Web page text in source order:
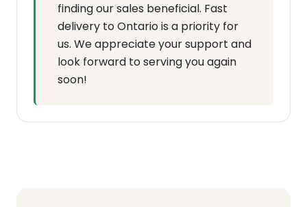
finding our sales beneficial. Fast
delivery to Ontario is a priority for
us. We appreciate your support and
look forward to serving you again
soon!